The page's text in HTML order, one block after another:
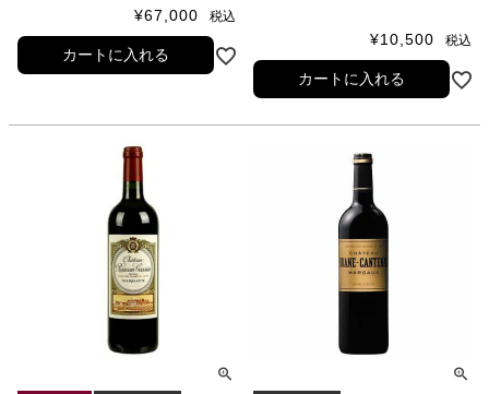
¥67,000 税込
カートに入れる
¥10,500 税込
カートに入れる